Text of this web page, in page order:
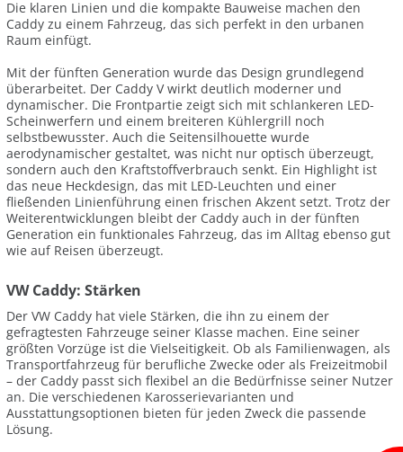
Die klaren Linien und die kompakte Bauweise machen den
Caddy zu einem Fahrzeug, das sich perfekt in den urbanen
Raum einfügt.
Mit der fünften Generation wurde das Design grundlegend
überarbeitet. Der Caddy V wirkt deutlich moderner und
dynamischer. Die Frontpartie zeigt sich mit schlankeren LED-
Scheinwerfern und einem breiteren Kühlergrill noch
selbstbewusster. Auch die Seitensilhouette wurde
aerodynamischer gestaltet, was nicht nur optisch überzeugt,
sondern auch den Kraftstoffverbrauch senkt. Ein Highlight ist
das neue Heckdesign, das mit LED-Leuchten und einer
fließenden Linienführung einen frischen Akzent setzt. Trotz der
Weiterentwicklungen bleibt der Caddy auch in der fünften
Generation ein funktionales Fahrzeug, das im Alltag ebenso gut
wie auf Reisen überzeugt.
VW Caddy: Stärken
Der VW Caddy hat viele Stärken, die ihn zu einem der
gefragtesten Fahrzeuge seiner Klasse machen. Eine seiner
größten Vorzüge ist die Vielseitigkeit. Ob als Familienwagen, als
Transportfahrzeug für berufliche Zwecke oder als Freizeitmobil
– der Caddy passt sich flexibel an die Bedürfnisse seiner Nutzer
an. Die verschiedenen Karosserievarianten und
Ausstattungsoptionen bieten für jeden Zweck die passende
Lösung.